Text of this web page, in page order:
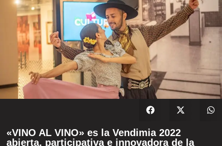
«VINO AL VINO» es la Vendimia 2022
abierta, participativa e innovadora de la